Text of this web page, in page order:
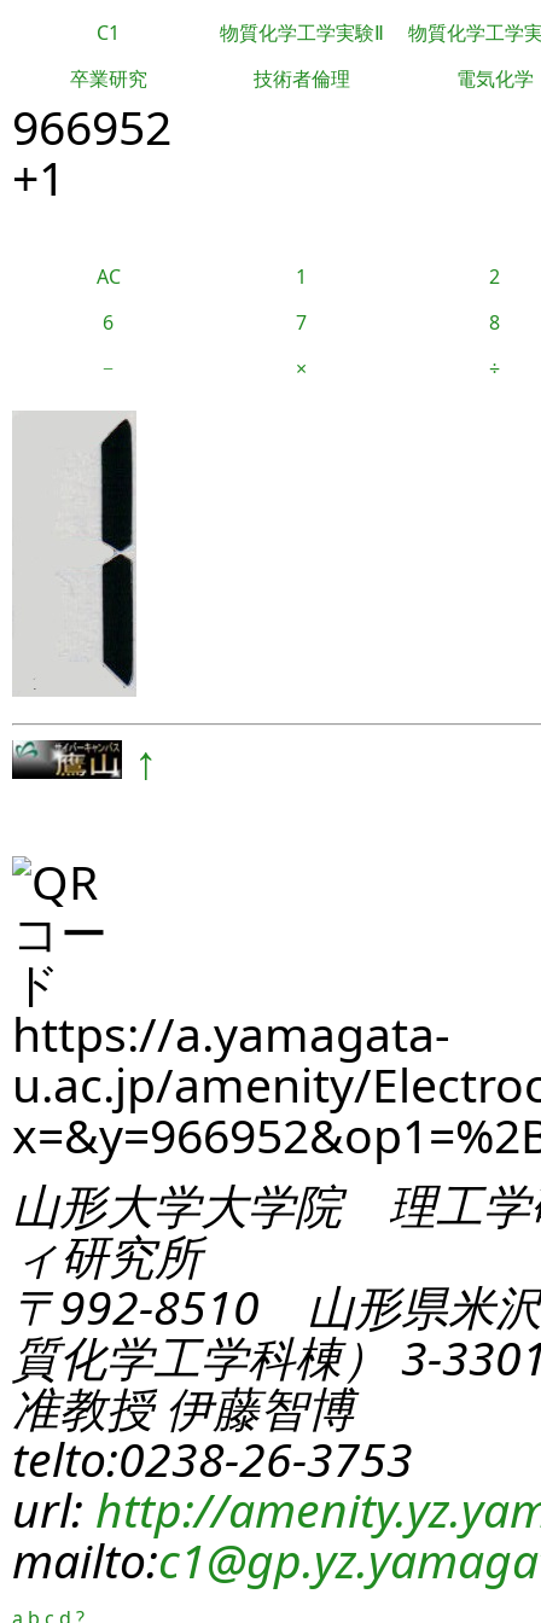
C1 物質化学工学実験Ⅱ
物質化学工学
卒業研究
技術者倫理 電気化学
966952
+1
AC 1
2
6
7
8
−
× ÷
↑
https://a.yamagata-
u.ac.jp/amenity/
山形大学大学院 理工学
ィ研究所
〒992-8510 山形県米
質化学工学科棟） 3-
准教授 伊藤智博
telto:0238-26-3753
url: http://
mailto:c1